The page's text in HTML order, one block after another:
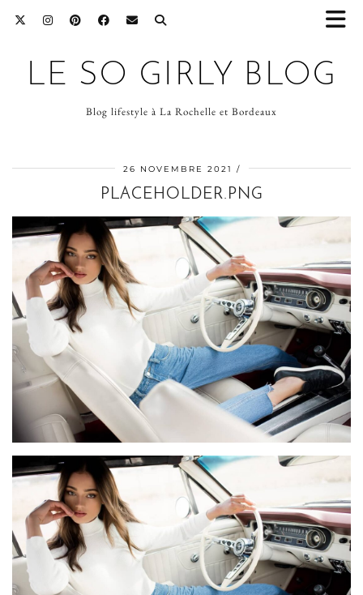
LE SO GIRLY BLOG
Blog lifestyle à La Rochelle et Bordeaux
26 NOVEMBRE 2021
PLACEHOLDER.PNG